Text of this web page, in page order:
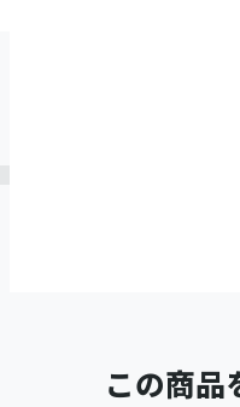
この商品